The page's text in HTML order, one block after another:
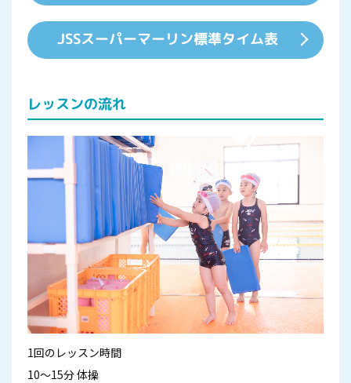
JSSスーパーマーリン標準タイム表
レッスンの流れ
1回のレッスン時間
10～15分 体操